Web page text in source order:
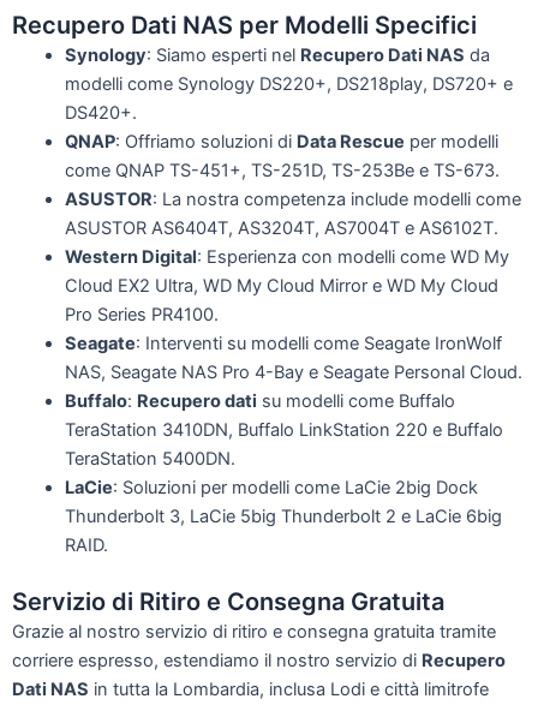
Recupero Dati NAS per Modelli Specifici
Synology: Siamo esperti nel Recupero Dati NAS da
modelli come Synology DS220+, DS218play, DS720+ e
DS420+.
QNAP: Offriamo soluzioni di Data Rescue per modelli
come QNAP TS-451+, TS-251D, TS-253Be e TS-673.
ASUSTOR: La nostra competenza include modelli come
ASUSTOR AS6404T, AS3204T, AS7004T e AS6102T.
Western Digital: Esperienza con modelli come WD My
Cloud EX2 Ultra, WD My Cloud Mirror e WD My Cloud
Pro Series PR4100.
Seagate: Interventi su modelli come Seagate IronWolf
NAS, Seagate NAS Pro 4-Bay e Seagate Personal Cloud.
Buffalo: Recupero dati su modelli come Buffalo
TeraStation 3410DN, Buffalo LinkStation 220 e Buffalo
TeraStation 5400DN.
LaCie: Soluzioni per modelli come LaCie 2big Dock
Thunderbolt 3, LaCie 5big Thunderbolt 2 e LaCie 6big
RAID.
Servizio di Ritiro e Consegna Gratuita
Grazie al nostro servizio di ritiro e consegna gratuita tramite
corriere espresso, estendiamo il nostro servizio di Recupero
Dati NAS in tutta la Lombardia, inclusa Lodi e città limitrofe